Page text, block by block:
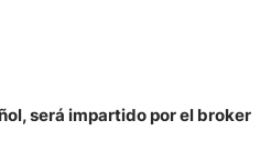
será impartido por el broker